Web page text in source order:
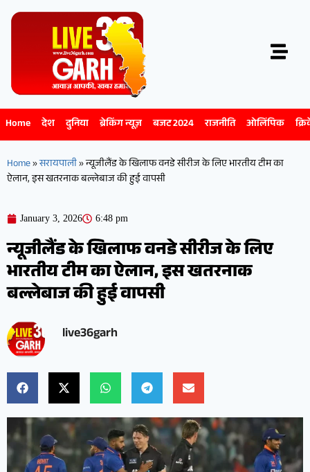
Home देश दुनिया ब्रेकिंग न्यूज़ बजट 2024 राजनीति ओलिंपिक
Home»सरायपाली»न्यूजीलैंड के खिलाफ वनडे सीरीज के लिए भारतीय टीम का
ऐलान, इस खतरनाक बल्लेबाज की हुई वापसी
January 3, 2026 6:48 pm
न्यूजीलैंड के खिलाफ वनडे सीरीज के लिए
भारतीय टीम का ऐलान, इस खतरनाक
बल्लेबाज की हुई वापसी
live36garh